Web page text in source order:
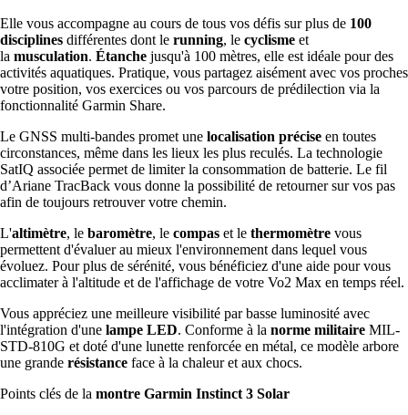
Elle vous accompagne au cours de tous vos défis sur plus de 100
disciplines différentes dont le running, le cyclisme et
la musculation. Étanche jusqu'à 100 mètres, elle est idéale pour des
activités aquatiques. Pratique, vous partagez aisément avec vos proches
votre position, vos exercices ou vos parcours de prédilection via la
fonctionnalité Garmin Share.
Le GNSS multi-bandes promet une localisation précise en toutes
circonstances, même dans les lieux les plus reculés. La technologie
SatIQ associée permet de limiter la consommation de batterie. Le fil
d’Ariane TracBack vous donne la possibilité de retourner sur vos pas
afin de toujours retrouver votre chemin.
L'altimètre, le baromètre, le compas et le thermomètre vous
permettent d'évaluer au mieux l'environnement dans lequel vous
évoluez. Pour plus de sérénité, vous bénéficiez d'une aide pour vous
acclimater à l'altitude et de l'affichage de votre Vo2 Max en temps réel.
Vous appréciez une meilleure visibilité par basse luminosité avec
l'intégration d'une lampe LED. Conforme à la norme militaire MIL-
STD-810G et doté d'une lunette renforcée en métal, ce modèle arbore
une grande résistance face à la chaleur et aux chocs.
Points clés de la montre Garmin Instinct 3 Solar